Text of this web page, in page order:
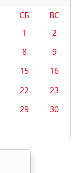
СБ
ВС
1
2
8
9
15
16
22
23
29
30